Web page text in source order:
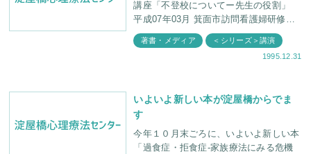
講座「不登校についてー先生の役割」
平成07年03月 箕面市訪問看護婦研修会
「カウンセリングの技術」--よい聞き手
になるために 長瀬産業株式
著書・メディア
＜シリーズ＞講演
1995.12.31
いよいよ新しい本が淀屋橋からでま
す
今年１０月末ごろに、いよいよ新しい本
「過食症・拒食症-家族療法にみる危機